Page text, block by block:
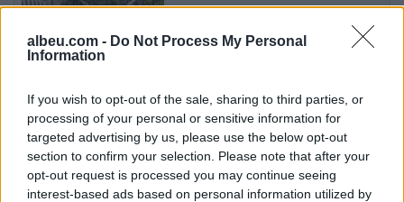
albeu.com - Do Not Process My Personal
Information
If you wish to opt-out of the sale, sharing to third parties, or
processing of your personal or sensitive information for
targeted advertising by us, please use the below opt-out
section to confirm your selection. Please note that after your
opt-out request is processed you may continue seeing
interest-based ads based on personal information utilized by
ngrënë darkë